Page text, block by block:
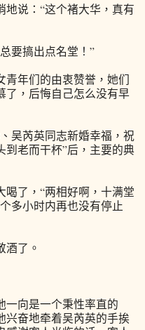
说：“这个褚大华，真有
要搞出点名堂！”
年们的由衷赞誉，她们
了，后悔自己怎么没有早
芮英同志新婚幸福，祝
到老而干杯”后，主要的典
了，“两相好啊，十满堂
多小时内再也没有停止
了。
向是一个秉性率直的
兴奋地牵着吴芮英的手挨